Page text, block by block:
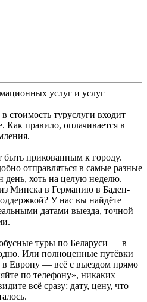
услуг и услуг
стоимость туруслуги входит
Как правило, оплачивается в
прикованным к городу.
отправляться в самые разные
день, хоть на целую неделю.
Минска в Германию в Баден-
У нас вы найдёте
датами выезда, точной
туры по Беларуси — в
Или полноценные путёвки
в Европу — всё с выездом прямо
по телефону», никаких
всё сразу: дату, цену, что